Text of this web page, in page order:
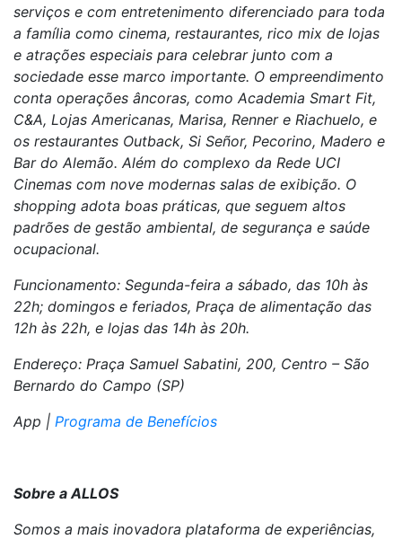
serviços e com entretenimento diferenciado para toda
a família como cinema, restaurantes, rico mix de lojas
e atrações especiais para celebrar junto com a
sociedade esse marco importante. O empreendimento
conta operações âncoras, como Academia Smart Fit,
C&A, Lojas Americanas, Marisa, Renner e Riachuelo, e
os restaurantes Outback, Si Señor, Pecorino, Madero e
Bar do Alemão. Além do complexo da Rede UCI
Cinemas com nove modernas salas de exibição. O
shopping adota boas práticas, que seguem altos
padrões de gestão ambiental, de segurança e saúde
ocupacional.
Funcionamento: Segunda-feira a sábado, das 10h às
22h; domingos e feriados, Praça de alimentação das
12h às 22h, e lojas das 14h às 20h.
Endereço: Praça Samuel Sabatini, 200, Centro – São
Bernardo do Campo (SP)
App | Programa de Benefícios
Sobre a ALLOS
Somos a mais inovadora plataforma de experiências,